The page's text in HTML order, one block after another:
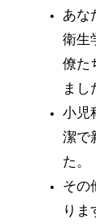
あな
衛生
僚た
まし
小児
潔で
た。
その
りま